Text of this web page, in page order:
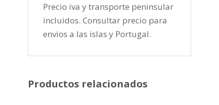
Precio iva y transporte peninsular
incluidos. Consultar precio para
envios a las islas y Portugal.
Productos relacionados